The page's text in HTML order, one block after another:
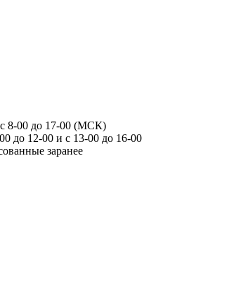
с 8-00 до 17-00 (МСК)
до 12-00 и с 13-00 до 16-00
заранее